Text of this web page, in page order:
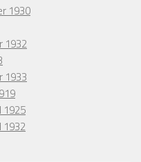
1930
1932
1933
1925
1932